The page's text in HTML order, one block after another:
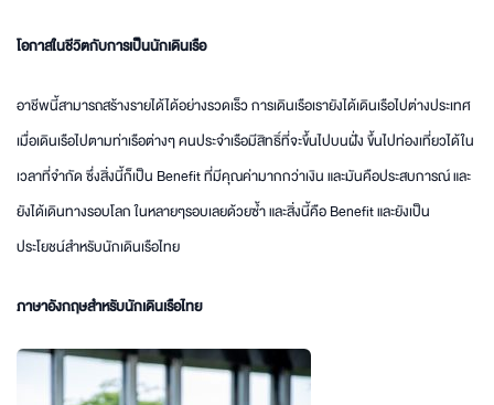
โอกาสในชีวิตกับการเป็นนักเดินเรือ
อาชีพนี้สามารถสร้างรายได้ได้อย่างรวดเร็ว การเดินเรือเรายังได้เดินเรือไปต่างประเทศ
เมื่อเดินเรือไปตามท่าเรือต่างๆ คนประจำเรือมีสิทธิ์ที่จะขึ้นไปบนฝั่ง ขึ้นไปท่องเที่ยวได้ใน
เวลาที่จำกัด ซึ่งสิ่งนี้ก็เป็น Benefit ที่มีคุณค่ามากกว่าเงิน และมันคือประสบการณ์ และ
ยังได้เดินทางรอบโลก ในหลายๆรอบเลยด้วยซ้ำ และสิ่งนี้คือ Benefit และยังเป็น
ประโยชน์สำหรับนักเดินเรือไทย
ภาษาอังกฤษสำหรับนักเดินเรือไทย